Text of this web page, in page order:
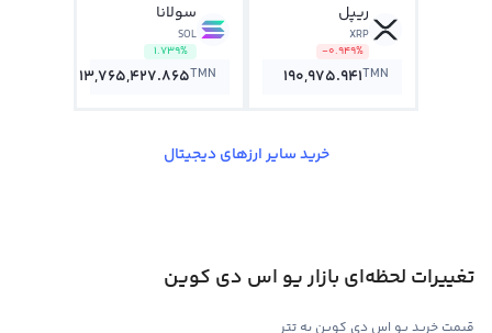
ریپل
XRP
-0.949%
190,975.941TMN
سولانا
SOL
1.739%
13,765,427.865TMN
خرید سایر ارزهای دیجیتال
تغییرات لحظه‌ای بازار یو اس دی کوین
قیمت خرید یو اس دی کوین به تتر